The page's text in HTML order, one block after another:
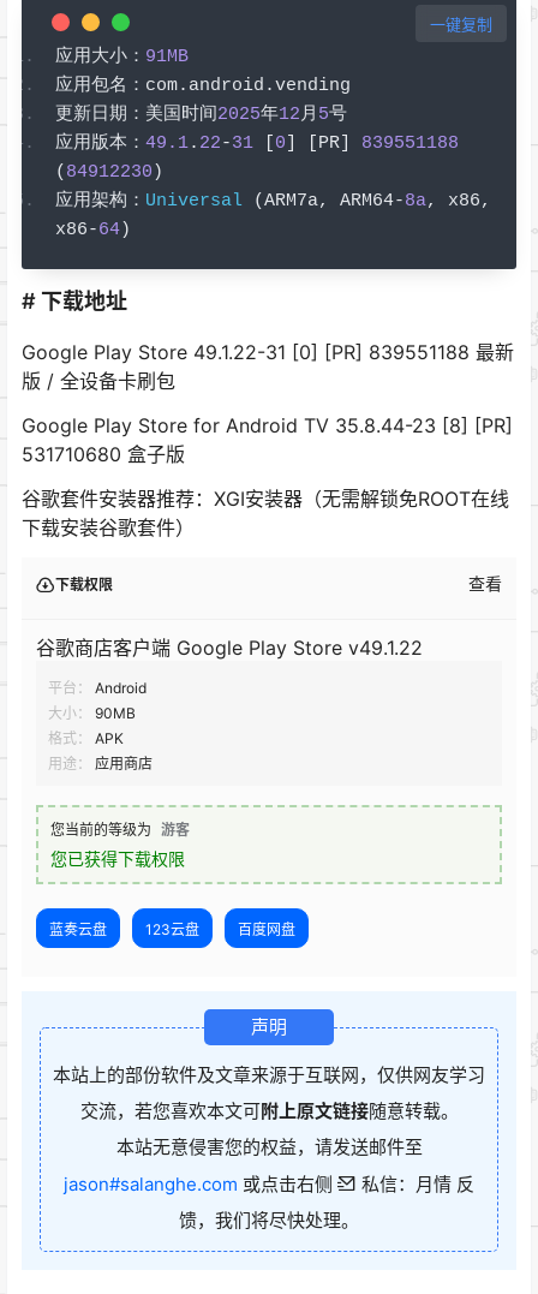
应用大小： 91MB
应用包名： com. android .vending
更新日期：美国时间2025年12月 5号
应用版本： 49.1. 22-31 0 PR]
839551188
( 84912230 )
应用架构： Universal (ARM7a, ARM64-8a, x86,
x86-64)
一键复制
# 下载地址
Google Play Store 49.1.22-31 [0] [PR] 839551188 最新
版 / 全设备卡刷包
Google Play Store for Android TV 35.8.44-23 [8] [PR]
531710680 盒子版
谷歌套件安装器推荐：XGI安装器（无需解锁免ROOT在线
下载安装谷歌套件）
下载权限 查看
谷歌商店客户端 Google Play Store v49.1.22
平台：
Android
大小：
90MB
格式：
APK
用途：
应用商店
您当前的等级为 游客
您已获得下载权限
蓝奏云盘 123云盘 百度网盘
声明
本站上的部份软件及文章来源于互联网，仅供网友学习
交流，若您喜欢本文可附上原文链接随意转载。
本站无意侵害您的权益，请发送邮件至
jason#salanghe.com 或点击右侧
私信：月情 反
馈，我们将尽快处理。